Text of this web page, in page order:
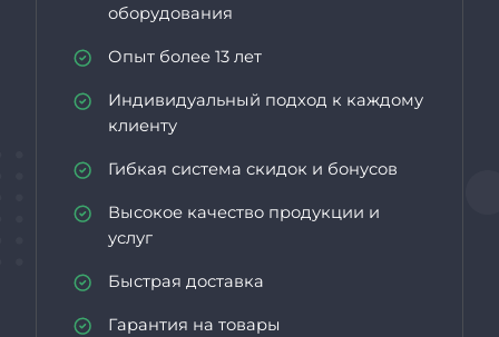
оборудования
Опыт более 13 лет
Индивидуальный подход к каждому
клиенту
Гибкая система скидок и бонусов
Высокое качество продукции и
услуг
Быстрая доставка
Гарантия на товары